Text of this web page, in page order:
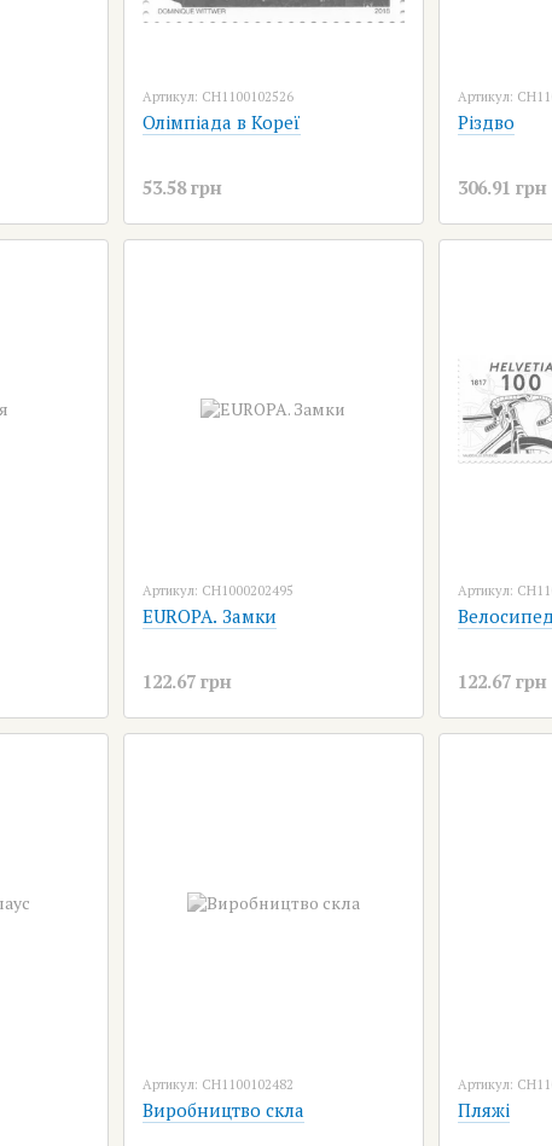
Артикул: CH1100102526
Олімпіада в Кореї
53.58 грн
Артикул:
Різдво
306.91 грн
Артикул: CH1000202495
EUROPA. Замки
122.67 грн
Артикул:
122.67 грн
Артикул: CH1100102482
Виробництво скла
Артикул:
Пляжі